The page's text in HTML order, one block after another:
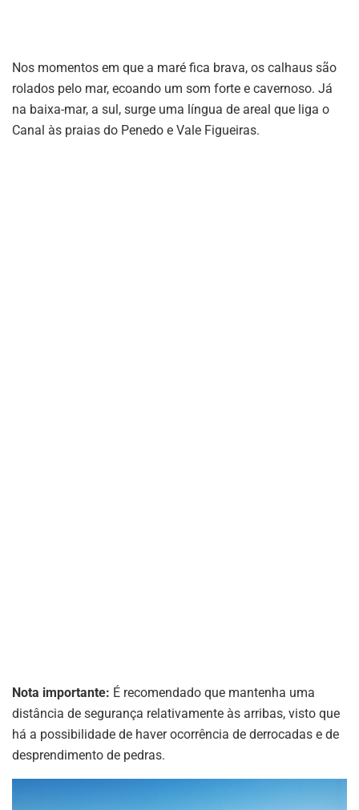
Nos momentos em que a maré fica brava, os calhaus são
rolados pelo mar, ecoando um som forte e cavernoso. Já
na baixa-mar, a sul, surge uma língua de areal que liga o
Canal às praias do Penedo e Vale Figueiras.
Nota importante: É recomendado que mantenha uma
distância de segurança relativamente às arribas, visto que
há a possibilidade de haver ocorrência de derrocadas e de
desprendimento de pedras.